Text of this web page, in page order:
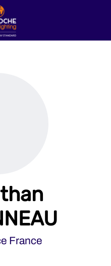
France